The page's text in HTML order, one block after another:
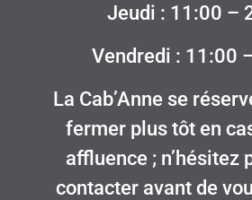
Jeudi : 11:00 –
Vendredi : 11:00
La Cab’Anne se
fermer plus tôt en
affluence ; n’hésitez
contacter avant de